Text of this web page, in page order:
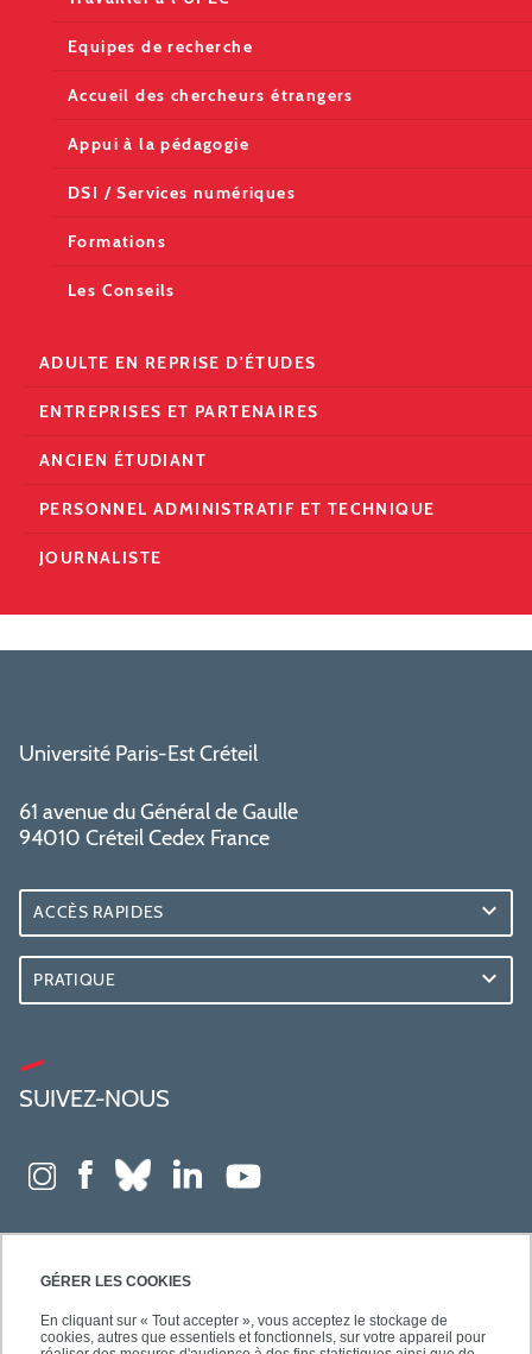
GÉRER LES COOKIES
En cliquant sur « Tout accepter », vous acceptez le stockage de
cookies, autres que essentiels et fonctionnels, sur votre appareil pour
Equipes de recherche
Accueil des chercheurs étrangers
Appui à la pédagogie
DSI / Services numériques
Formations
Les Conseils
ADULTE EN REPRISE D'ÉTUDES
ENTREPRISES ET PARTENAIRES
ANCIEN ÉTUDIANT
PERSONNEL ADMINISTRATIF ET TECHNIQUE
JOURNALISTE
Université Paris-Est Créteil
61 avenue du Général de Gaulle
94010 Créteil Cedex France
ACCÈS RAPIDES
PRATIQUE
SUIVEZ-NOUS